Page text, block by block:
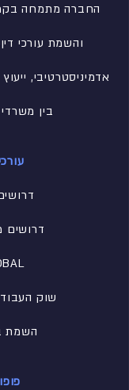
החברה מתמחה
והשמת עורכי
אדמיניסטרטיבי,
בין משרדי
דרושים
שוק
השמת